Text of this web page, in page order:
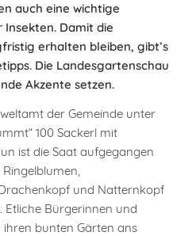
auch eine wichtige
Damit die
erhalten bleiben, gibt’s
. Die Landesgartenschau
Akzente setzen.
der Gemeinde unter
100 Sackerl mit
ist die Saat aufgegangen
und Natternkopf
Etliche Bürgerinnen und
bunten Gärten ans